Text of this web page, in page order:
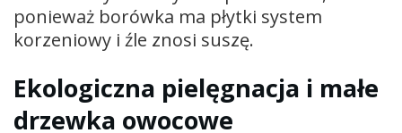
ponieważ borówka ma płytki system
korzeniowy i źle znosi suszę.
Ekologiczna pielęgnacja i małe
drzewka owocowe